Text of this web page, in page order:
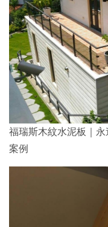
福瑞斯木紋水泥板｜
案例